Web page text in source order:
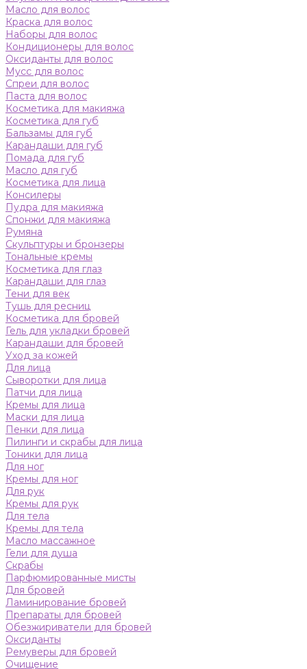
Масло для волос
Краска для волос
Наборы для волос
Кондиционеры для волос
Оксиданты для волос
Мусс для волос
Спреи для волос
Паста для волос
Косметика для макияжа
Косметика для губ
Бальзамы для губ
Карандаши для губ
Помада для губ
Масло для губ
Косметика для лица
Консилеры
Пудра для макияжа
Спонжи для макияжа
Румяна
Скульптуры и бронзеры
Тональные кремы
Косметика для глаз
Карандаши для глаз
Тени для век
Тушь для ресниц
Косметика для бровей
Гель для укладки бровей
Карандаши для бровей
Уход за кожей
Для лица
Сыворотки для лица
Патчи для лица
Кремы для лица
Маски для лица
Пенки для лица
Пилинги и скрабы для лица
Тоники для лица
Для ног
Кремы для ног
Для рук
Кремы для рук
Для тела
Кремы для тела
Масло массажное
Гели для душа
Скрабы
Парфюмированные мисты
Для бровей
Ламинирование бровей
Препараты для бровей
Обезжириватели для бровей
Оксиданты
Ремуверы для бровей
Очищение